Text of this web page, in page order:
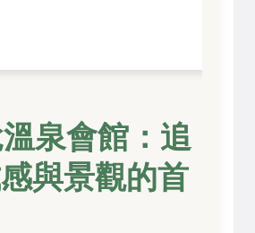
泉會館：追
與景觀的首